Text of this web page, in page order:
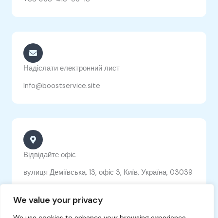
We value your privacy
Надіслати електронний лист
Info@boostservice.site
Відвідайте офіс
вулиця Деміївська, 13, офіс 3, Київ, Україна, 03039